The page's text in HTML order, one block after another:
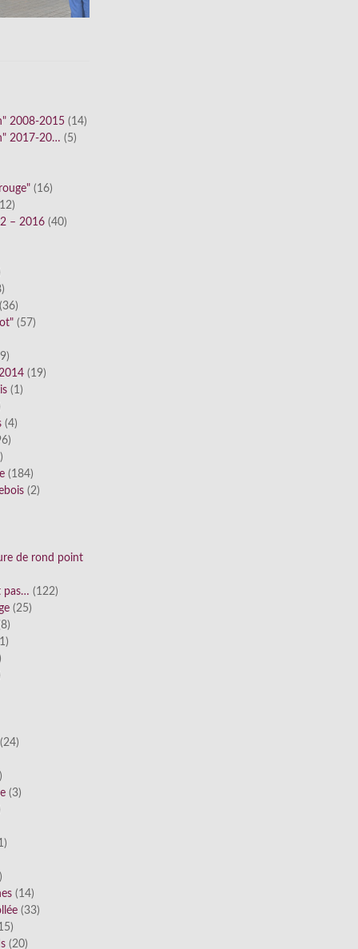
2008-2015 (14)
2017-20… (5)
(16)
– 2016 (40)
(36)
(57)
(19)
(1)
(4)
(184)
(2)
de rond point
pas… (122)
(25)
(24)
(3)
(14)
(33)
(20)